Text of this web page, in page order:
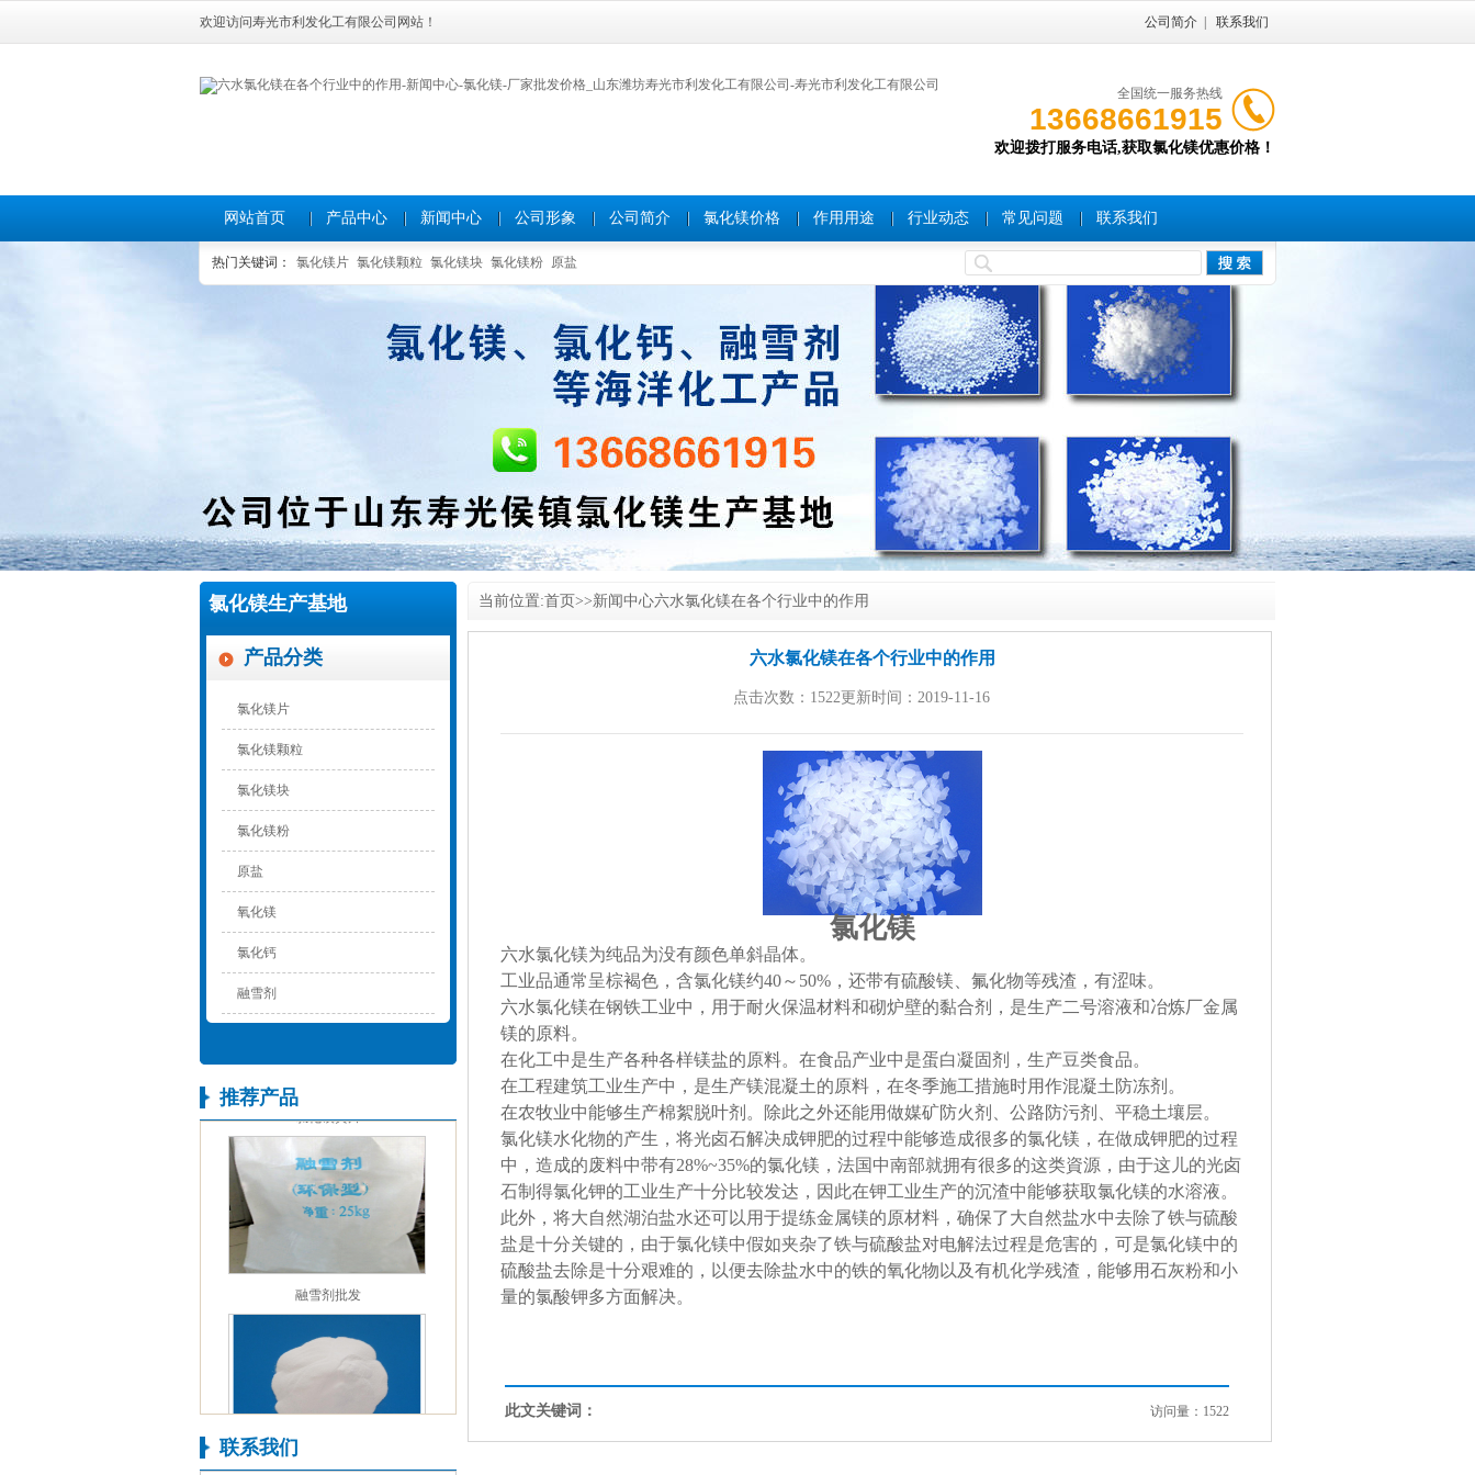
欢迎访问寿光市利发化工有限公司网站！ 公司简介 联系我们
全国统一服务热线
13668661915
欢迎拨打服务电话,获取氯化镁优惠价格！
网站首页 产品中心 新闻中心 公司形象 公司简介 氯化镁价格 作用用途 行业动态 常见问题 联系我们
热门关键词： 氯化镁片 氯化镁颗粒 氯化镁块 氯化镁粉 原盐
氯化镁生产基地
产品分类
氯化镁片
氯化镁颗粒
氯化镁块
氯化镁粉
原盐
氧化镁
氯化钙
融雪剂
推荐产品氯化镁黄片
联系我们
当前位置:首页 >>新闻中心六水氯化镁在各个行业中的作用
六水氯化镁在各个行业中的作用
点击次数：1522更新时间：2019-11-16
氯化镁
六水氯化镁为纯品为没有颜色单斜晶体。
工业品通常呈棕褐色，含氯化镁约40～50%，还带有硫酸镁、氟化物等残渣，有涩味。
六水氯化镁在钢铁工业中，用于耐火保温材料和砌炉壁的黏合剂，是生产二号溶液和冶炼厂金属
镁的原料。
在化工中是生产各种各样镁盐的原料。在食品产业中是蛋白凝固剂，生产豆类食品。
在工程建筑工业生产中，是生产镁混凝土的原料，在冬季施工措施时用作混凝土防冻剂。
在农牧业中能够生产棉絮脱叶剂。除此之外还能用做媒矿防火剂、公路防污剂、平稳土壤层。
氯化镁水化物的产生，将光卤石解决成钾肥的过程中能够造成很多的氯化镁，在做成钾肥的过程
中，造成的废料中带有28%~35%的氯化镁，法国中南部就拥有很多的这类資源，由于这儿的光卤
石制得氯化钾的工业生产十分比较发达，因此在钾工业生产的沉渣中能够获取氯化镁的水溶液。
此外，将大自然湖泊盐水还可以用于提练金属镁的原材料，确保了大自然盐水中去除了铁与硫酸
盐是十分关键的，由于氯化镁中假如夹杂了铁与硫酸盐对电解法过程是危害的，可是氯化镁中的
硫酸盐去除是十分艰难的，以便去除盐水中的铁的氧化物以及有机化学残渣，能够用石灰粉和小
量的氯酸钾多方面解决。
访问量：1522
此文关键词：